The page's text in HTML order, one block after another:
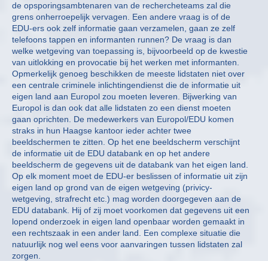
de opsporingsambtenaren van de rechercheteams zal die
grens onherroepelijk vervagen. Een andere vraag is of de
EDU-ers ook zelf informatie gaan verzamelen, gaan ze zelf
telefoons tappen en informanten runnen? De vraag is dan
welke wetgeving van toepassing is, bijvoorbeeld op de kwestie
van uitlokking en provocatie bij het werken met informanten.
Opmerkelijk genoeg beschikken de meeste lidstaten niet over
een centrale criminele inlichtingendienst die de informatie uit
eigen land aan Europol zou moeten leveren. Bijwerking van
Europol is dan ook dat alle lidstaten zo een dienst moeten
gaan oprichten. De medewerkers van Europol/EDU komen
straks in hun Haagse kantoor ieder achter twee
beeldschermen te zitten. Op het ene beeldscherm verschijnt
de informatie uit de EDU databank en op het andere
beeldscherm de gegevens uit de databank van het eigen land.
Op elk moment moet de EDU-er beslissen of informatie uit zijn
eigen land op grond van de eigen wetgeving (privicy-
wetgeving, strafrecht etc.) mag worden doorgegeven aan de
EDU databank. Hij of zij moet voorkomen dat gegevens uit een
lopend onderzoek in eigen land openbaar worden gemaakt in
een rechtszaak in een ander land. Een complexe situatie die
natuurlijk nog wel eens voor aanvaringen tussen lidstaten zal
zorgen.